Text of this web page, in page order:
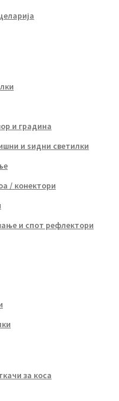
и градина
и ѕидни светилки
/ конектори
и спот рефлектори
за коса